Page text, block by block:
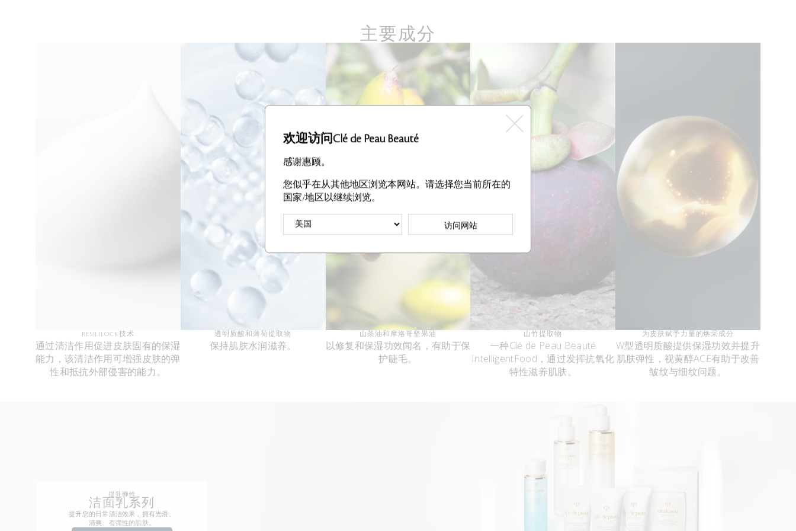
主要成分
RESILILOCK技术
通过清洁作用促进皮肤固有的保湿
能力，该清洁作用可增强皮肤的弹
性和抵抗外部侵害的能力。
透明质酸和薄荷提取物
保持肌肤水润滋养。
山茶油和摩洛哥坚果油
以修复和保湿功效闻名，有助于保
护睫毛。
山竹提取物
一种Clé de Peau Beauté
IntelligentFood，通过发挥抗氧化
特性滋养肌肤。
为皮肤赋予力量的焕采成分
W型透明质酸提供保湿功效并提升
肌肤弹性，视黄醇ACE有助于改善
皱纹与细纹问题。
提升弹性
洁面乳系列
提升您的日常清洁效果，拥有光滑、
清爽、有弹性的肌肤。
欢迎访问Clé de Peau Beauté
感谢惠顾。
您似乎在从其他地区浏览本网站。请选择您当前所在的
国家/地区以继续浏览。
访问网站